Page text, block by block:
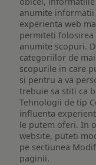
anumite informatii
experienta web
permiteti
anumite scopuri.
categoriilor de
scopurile in care
si pentru a va
trebuie sa stiti ca
Tehnologii de tip
influenta
le putem oferi. In
website, puteti
pe sectiunea
paginii.